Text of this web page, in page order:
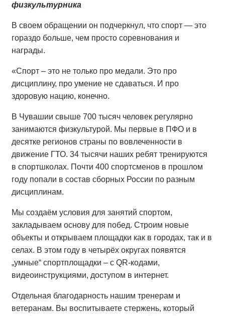
физкультурника
В своем обращении он подчеркнул, что спорт — это
гораздо больше, чем просто соревнования и
награды.
«Спорт – это не только про медали. Это про
дисциплину, про умение не сдаваться. И про
здоровую нацию, конечно.
В Чувашии свыше 700 тысяч человек регулярно
занимаются физкультурой. Мы первые в ПФО и в
десятке регионов страны по вовлеченности в
движение ГТО. 34 тысячи наших ребят тренируются
в спортшколах. Почти 400 спортсменов в прошлом
году попали в состав сборных России по разным
дисциплинам.
Мы создаём условия для занятий спортом,
закладываем основу для побед. Строим новые
объекты и открываем площадки как в городах, так и в
селах. В этом году в четырёх округах появятся
„умные“ спортплощадки – с QR-кодами,
видеоинструкциями, доступом в интернет.
Отдельная благодарность нашим тренерам и
ветеранам. Вы воспитываете стержень, который